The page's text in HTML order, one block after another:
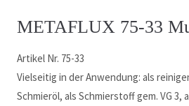
METAFLUX 75-33
Artikel Nr. 75-33
Vielseitig in der Anwendung: als
Schmieröl, als Schmierstoff gem. VG 3,